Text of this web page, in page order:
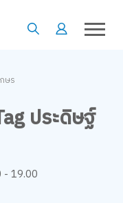
ษร
ประดิษฐ์
- 19.00